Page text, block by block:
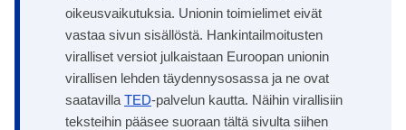
oikeusvaikutuksia. Unionin toimielimet eivät
vastaa sivun sisällöstä. Hankintailmoitusten
viralliset versiot julkaistaan Euroopan unionin
virallisen lehden täydennysosassa ja ne ovat
saatavilla TED-palvelun kautta. Näihin virallisiin
teksteihin pääsee suoraan tältä sivulta siihen